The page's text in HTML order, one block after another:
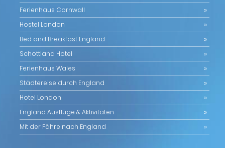
Ferienhaus Cornwall
Hostel London
Bed and Breakfast England
Schottland Hotel
Ferienhaus Wales
Städtereise durch England
Hotel London
England Ausflüge & Aktivitäten
Mit der Fähre nach England